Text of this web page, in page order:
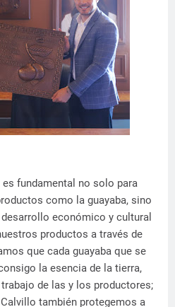
es fundamental no solo para
como la guayaba, sino
económico y cultural
productos a través de
que cada guayaba que se
la esencia de la tierra,
de las y los productores;
también protegemos a